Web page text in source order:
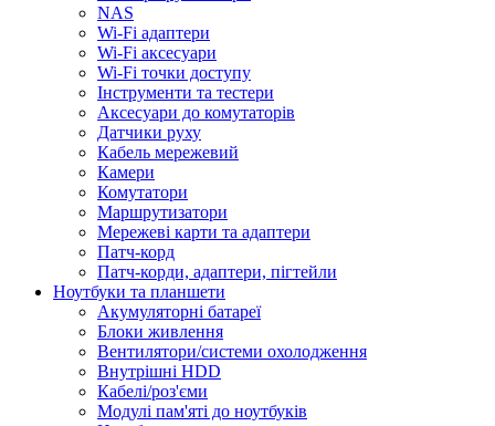
NAS
Wi-Fi адаптери
Wi-Fi аксесуари
Wi-Fi точки доступу
Інструменти та тестери
Аксесуари до комутаторів
Датчики руху
Кабель мережевий
Камери
Комутатори
Маршрутизатори
Мережеві карти та адаптери
Патч-корд
Патч-корди, адаптери, пігтейли
Ноутбуки та планшети
Акумуляторні батареї
Блоки живлення
Вентилятори/системи охолодження
Внутрішні HDD
Кабелі/роз'єми
Модулі пам'яті до ноутбуків